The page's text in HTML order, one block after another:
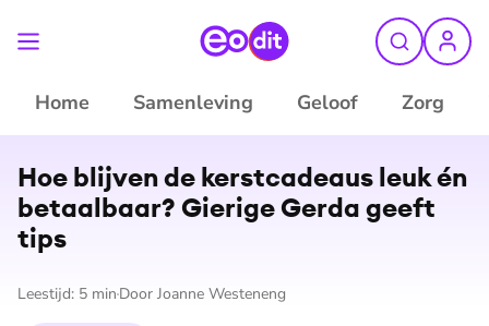
Home Samenleving Geloof Zorg
©Pexels
Hoe blijven de kerstcadeaus leuk én
betaalbaar? Gierige Gerda geeft
tips
Leestijd: 5 min Door Joanne Westeneng